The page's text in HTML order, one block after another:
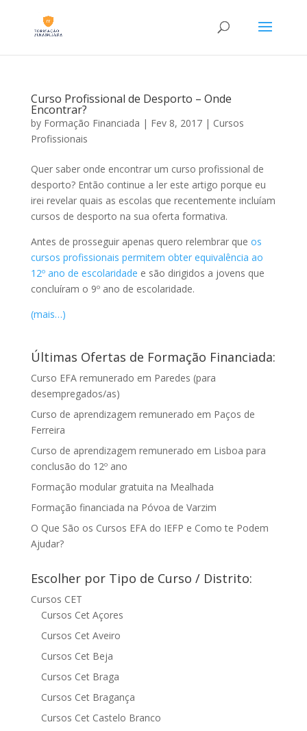
Curso Profissional de Desporto – Onde
Encontrar?
by Formação Financiada | Fev 8, 2017| Cursos
Profissionais
Quer saber onde encontrar um curso profissional de
desporto? Então continue a ler este artigo porque eu
irei revelar quais as escolas que recentemente incluíam
cursos de desporto na sua oferta formativa.
Antes de prosseguir apenas quero relembrar que os
cursos profissionais permitem obter equivalência ao
12º ano de escolaridade e são dirigidos a jovens que
concluíram o 9º ano de escolaridade.
(mais…)
Últimas Ofertas de Formação Financiada:
Curso EFA remunerado em Paredes (para
desempregados/as)
Curso de aprendizagem remunerado em Paços de
Ferreira
Curso de aprendizagem remunerado em Lisboa para
conclusão do 12º ano
Formação modular gratuita na Mealhada
Formação financiada na Póvoa de Varzim
O Que São os Cursos EFA do IEFP e Como te Podem
Ajudar?
Escolher por Tipo de Curso / Distrito:
Cursos CET
Cursos Cet Açores
Cursos Cet Aveiro
Cursos Cet Beja
Cursos Cet Braga
Cursos Cet Bragança
Cursos Cet Castelo Branco